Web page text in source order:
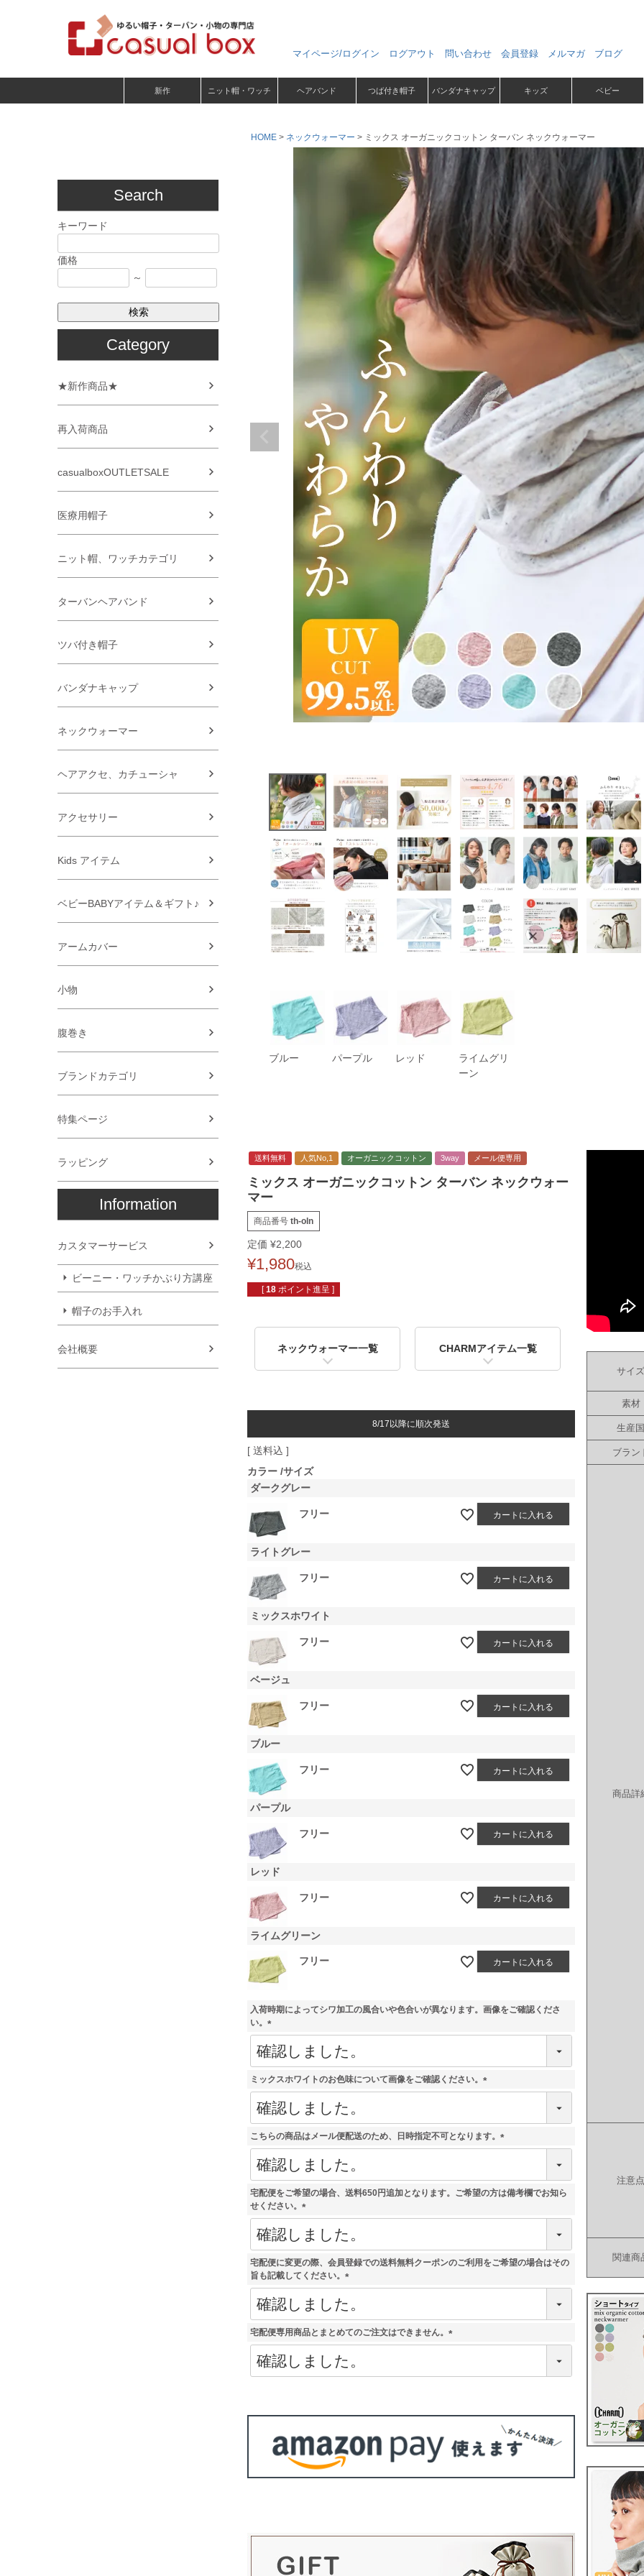
マイページ/ログイン ログアウト 問い合わせ 会員登録 メルマガ ブログ
新作 ニット帽・ワッチ ヘアバンド つば付き帽子 バンダナキャップ キッズ ベビー
Search
キーワード
価格
～
検索
Category
★新作商品★
再入荷商品
casualboxOUTLETSALE
医療用帽子
ニット帽、ワッチカテゴリ
ターバンヘアバンド
ツバ付き帽子
バンダナキャップ
ネックウォーマー
ヘアアクセ、カチューシャ
アクセサリー
Kids アイテム
ベビーBABYアイテム＆ギフト♪
アームカバー
小物
腹巻き
ブランドカテゴリ
特集ページ
ラッピング
Information
カスタマーサービス
ビーニー・ワッチかぶり方講座
帽子のお手入れ
会社概要
HOME ネックウォーマー ミックス オーガニックコットン ターバン ネックウォーマー
ブルー パープル レッド
ライムグリ
ーン
送料無料 人気No,1 オーガニックコットン 3way メール便専用
ミックス オーガニックコットン ターバン ネックウォー
マー
商品番号 th-oln
定価 ¥2,200
¥1,980税込
[ 18 ポイント進呈 ]
ネックウォーマー一覧 CHARMアイテム一覧
8/17以降に順次発送
送料込
カラー サイズ
ダークグレー
フリー カートに入れる
ライトグレー
フリー カートに入れる
ミックスホワイト
フリー カートに入れる
ベージュ
フリー カートに入れる
ブルー
フリー カートに入れる
パープル
フリー カートに入れる
レッド
フリー カートに入れる
ライムグリーン
フリー カートに入れる
入荷時期によってシワ加工の風合いや色合いが異なります。画像をご確認くださ
い。
(
必
須
)
ミックスホワイトのお色味について画像をご確認ください。
(
須
)
こちらの商品はメール便配送のため、日時指定不可となります。
(
須
)
宅配便をご希望の場合、送料650円追加となります。ご希望の方は備考欄でお知ら
せください。
(
必
須
)
宅配便に変更の際、会員登録での送料無料クーポンのご利用をご希望の場合はその
旨も記載してください。
(
必
須
)
宅配便専用商品とまとめてのご注文はできません。
(
須
サイズ
素材
生産国
ブラン
商品詳
注意点
関連商